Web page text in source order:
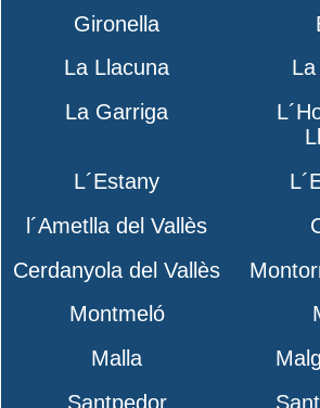
Gironella
La Llacuna
La Garriga
L´Estany
l´Ametlla del Vallès
Cerdanyola del Vallès
Montmeló
Malla
Santpedor